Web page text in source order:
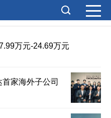
万元-24.69万元
家海外子公司